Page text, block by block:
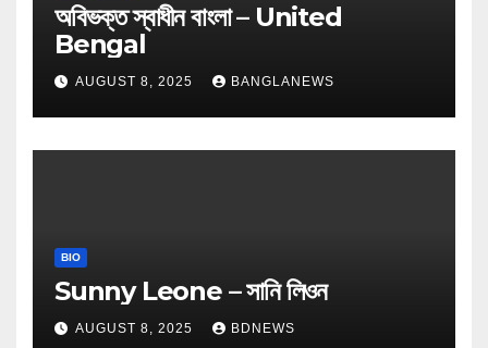
অবিভক্ত স্বাধীন বাংলা – United
Bengal
AUGUST 8, 2025 BANGLANEWS
BIO
Sunny Leone – সানি লিওন
AUGUST 8, 2025 BDNEWS